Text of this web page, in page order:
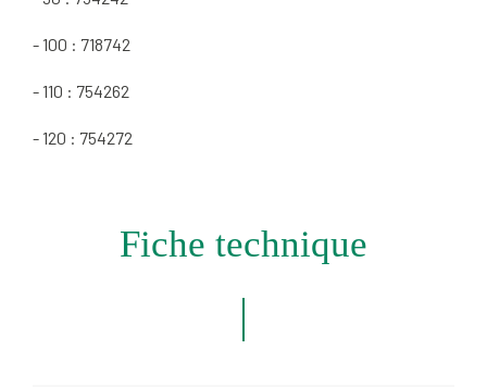
- 100 : 718742
- 110 : 754262
- 120 : 754272
Fiche technique